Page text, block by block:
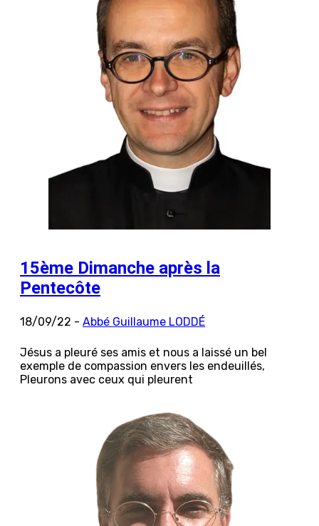
15ème Dimanche après la
Pentecôte
18/09/22 - Abbé Guillaume LODDÉ
Jésus a pleuré ses amis et nous a laissé un bel
exemple de compassion envers les endeuillés,
Pleurons avec ceux qui pleurent